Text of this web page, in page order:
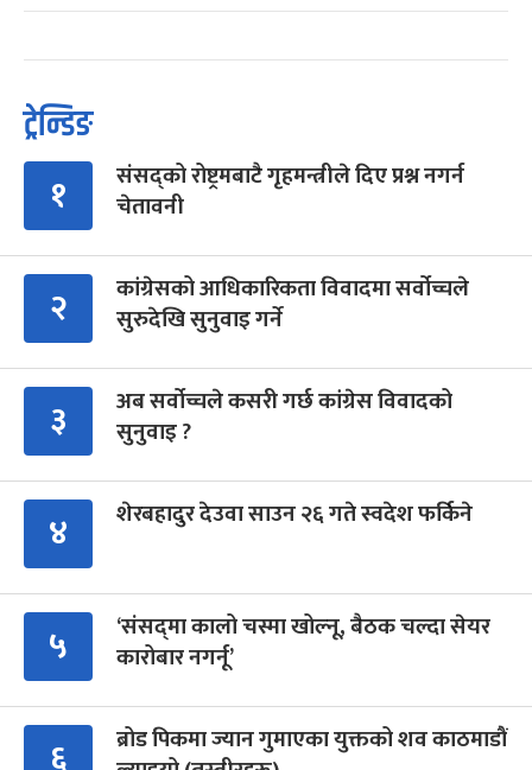
ट्रेन्डिङ
१
संसद्को रोष्ट्रमबाटै गृहमन्त्रीले दिए प्रश्न नगर्न
चेतावनी
२
कांग्रेसको आधिकारिकता विवादमा सर्वोच्चले
सुरुदेखि सुनुवाइ गर्ने
३
अब सर्वोच्चले कसरी गर्छ कांग्रेस विवादको
सुनुवाइ ?
४ शेरबहादुर देउवा साउन २६ गते स्वदेश फर्किने
५
‘संसद्‍मा कालो चस्मा खोल्नू, बैठक चल्दा सेयर
कारोबार नगर्नू’
६
ब्रोड पिकमा ज्यान गुमाएका युक्तको शव काठमाडौं